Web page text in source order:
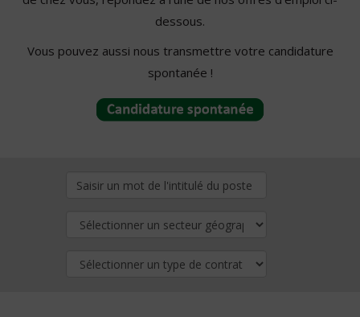
dessous.
Vous pouvez aussi nous transmettre votre candidature
spontanée !